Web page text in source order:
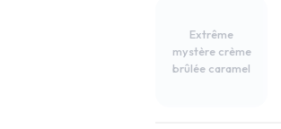
Extrême
mystère crème
brûlée caramel